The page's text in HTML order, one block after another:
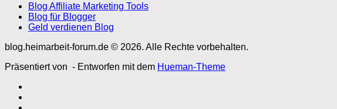
Blog Affiliate Marketing Tools
Blog für Blogger
Geld verdienen Blog
blog.heimarbeit-forum.de © 2026. Alle Rechte vorbehalten.
Präsentiert von - Entworfen mit dem Hueman-Theme